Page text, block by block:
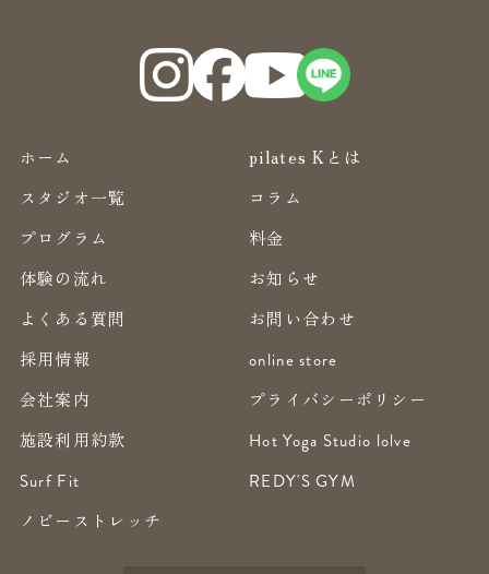
ホーム
pilates Kとは
スタジオ一覧
コラム
プログラム
料金
体験の流れ
お知らせ
よくある質問
お問い合わせ
採用情報
online store
会社案内
プライバシーポリシー
施設利用約款
Hot Yoga Studio lolve
Surf Fit
REDY'S GYM
ノビーストレッチ